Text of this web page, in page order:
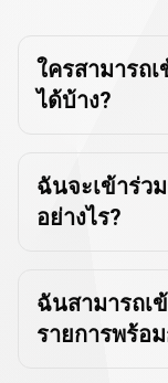
บ่
ก
ใครสามารถ
ได้บ้าง?
ฉันจะเข้าร่ว
อย่างไร?
ฉันสามารถเ
รายการพร้อ